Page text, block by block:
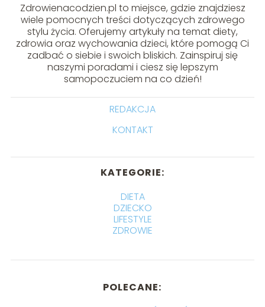
Zdrowienacodzien.pl to miejsce, gdzie znajdziesz
wiele pomocnych treści dotyczących zdrowego
stylu życia. Oferujemy artykuły na temat diety,
zdrowia oraz wychowania dzieci, które pomogą Ci
zadbać o siebie i swoich bliskich. Zainspiruj się
naszymi poradami i ciesz się lepszym
samopoczuciem na co dzień!
REDAKCJA
KONTAKT
KATEGORIE:
DIETA
DZIECKO
LIFESTYLE
ZDROWIE
POLECANE: